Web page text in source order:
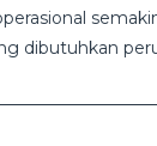
dibutuhkan